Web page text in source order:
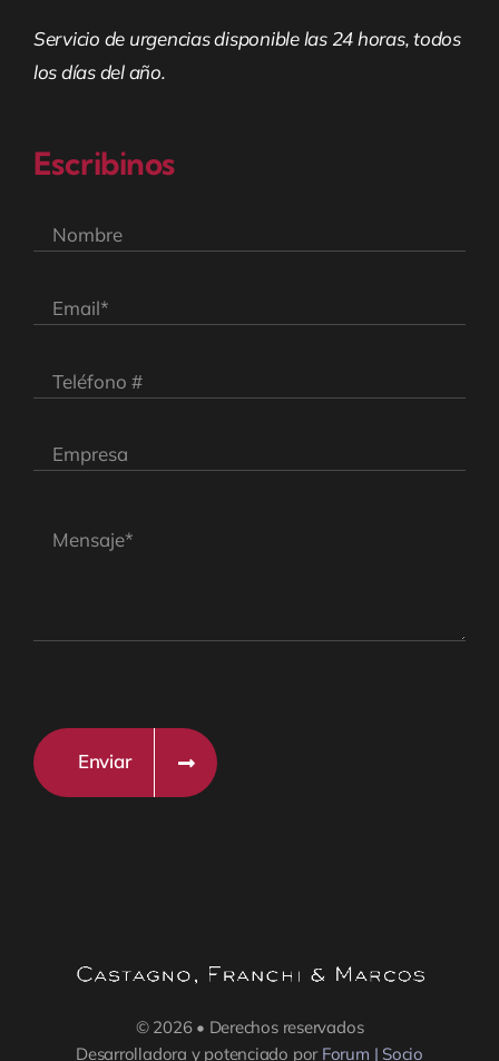
Servicio de urgencias disponible las 24 horas, todos
los días del año.
Escribinos
Enviar
© 2026 • Derechos reservados
Desarrolladora y potenciado por Forum | Socio